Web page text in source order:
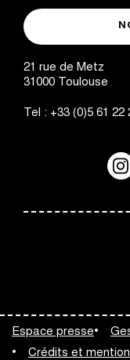
musée
des
21 rue de Metz
31000 Toulouse
Tel : +33 (0)5 61 22
Espace presse
Crédits et